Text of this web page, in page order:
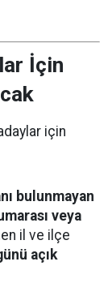
İçin
için
bulunmayan
veya
il ve ilçe
açık